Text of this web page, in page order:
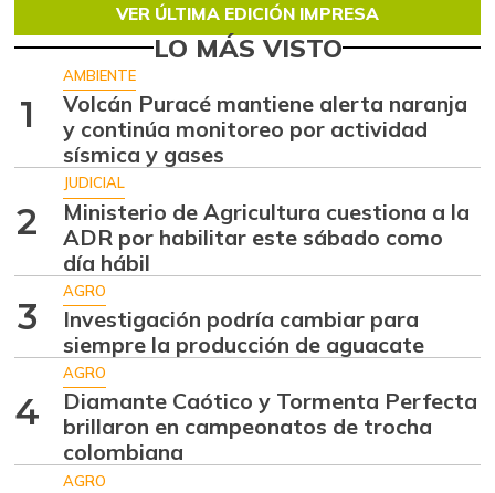
VER ÚLTIMA EDICIÓN IMPRESA
LO MÁS VISTO
1
AMBIENTE
Volcán Puracé mantiene alerta naranja
y continúa monitoreo por actividad
sísmica y gases
2
JUDICIAL
Ministerio de Agricultura cuestiona a la
ADR por habilitar este sábado como
día hábil
3
AGRO
Investigación podría cambiar para
siempre la producción de aguacate
4
AGRO
Diamante Caótico y Tormenta Perfecta
brillaron en campeonatos de trocha
colombiana
AGRO